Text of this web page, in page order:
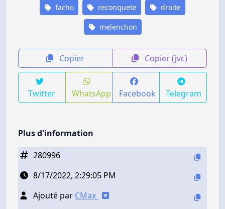
facho reconquete droite
melenchon
Copier Copier (jvc)
Twitter WhatsApp Facebook Telegram
Plus d'information
280996
8/17/2022, 2:29:05 PM
Ajouté par CMax